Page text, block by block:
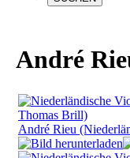
André
André Rieu